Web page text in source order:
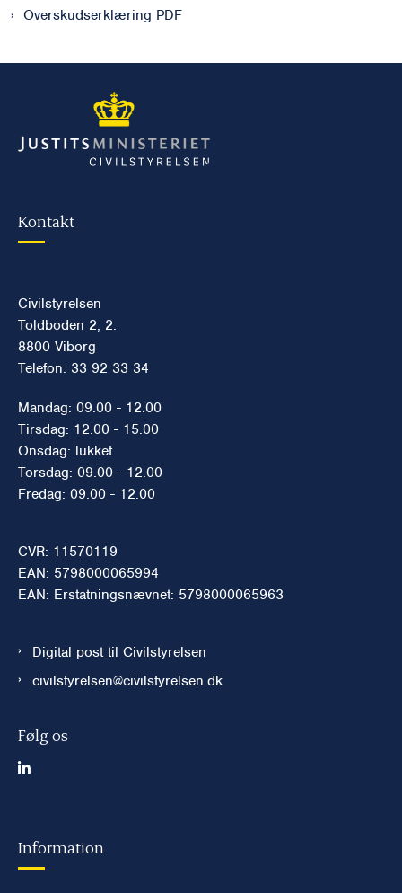
Overskudserklæring PDF
Kontakt
Civilstyrelsen
Toldboden 2, 2.
8800 Viborg
Telefon: 33 92 33 34
Mandag: 09.00 - 12.00
Tirsdag: 12.00 - 15.00
Onsdag: lukket
Torsdag: 09.00 - 12.00
Fredag: 09.00 - 12.00
CVR: 11570119
EAN: 5798000065994
EAN: Erstatningsnævnet: 5798000065963
Digital post til Civilstyrelsen
civilstyrelsen@civilstyrelsen.dk
Følg os
Information